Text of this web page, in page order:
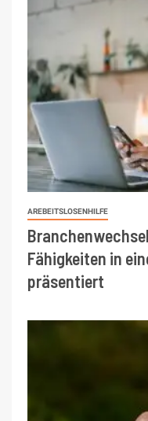
AREBEITSLOSENHILFE
Fähigkeiten in
präsentiert